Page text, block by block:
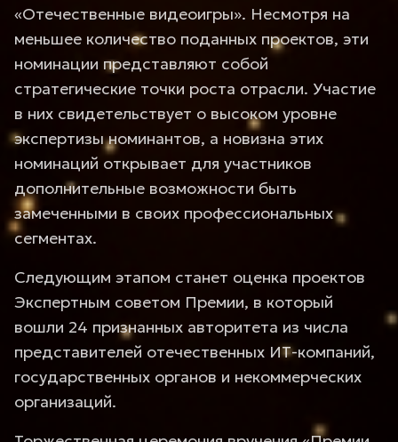
«Отечественные видеоигры». Несмотря на
меньшее количество поданных проектов, эти
номинации представляют собой
стратегические точки роста отрасли. Участие
в них свидетельствует о высоком уровне
экспертизы номинантов, а новизна этих
номинаций открывает для участников
дополнительные возможности быть
замеченными в своих профессиональных
сегментах.
Следующим этапом станет оценка проектов
Экспертным советом Премии, в который
вошли 24 признанных авторитета из числа
представителей отечественных ИТ-компаний,
государственных органов и некоммерческих
организаций.